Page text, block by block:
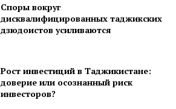
Споры вокруг
дисквалифицированных таджикских
дзюдоистов усиливаются
Рост инвестиций в Таджикистане:
доверие или осознанный риск
инвесторов?